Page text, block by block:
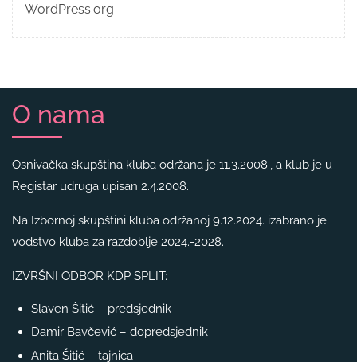
WordPress.org
O nama
Osnivačka skupština kluba održana je 11.3.2008., a klub je u
Registar udruga upisan 2.4.2008.
Na Izbornoj skupštini kluba održanoj 9.12.2024. izabrano je
vodstvo kluba za razdoblje 2024.-2028.
IZVRŠNI ODBOR KDP SPLIT:
Slaven Šitić – predsjednik
Damir Bavčević – dopredsjednik
Anita Šitić – tajnica